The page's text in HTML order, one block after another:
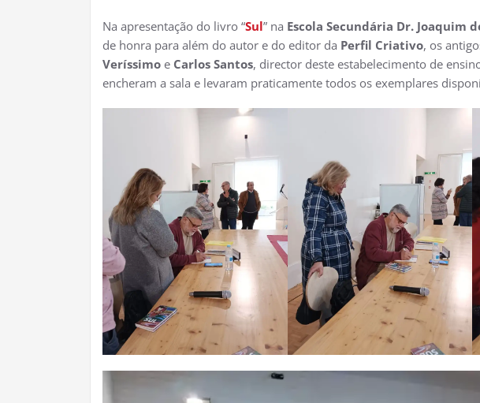
Na apresentação do livro “Sul” na Escola Secundária Dr. Joaquim
de honra para além do autor e do editor da Perfil Criativo, os
Veríssimo e Carlos Santos, director deste estabelecimento de
encheram a sala e levaram praticamente todos os exemplares